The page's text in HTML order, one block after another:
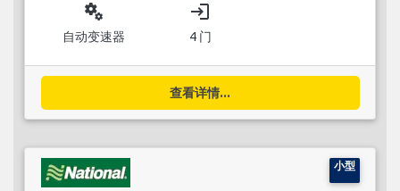
miscellaneous_services
自动变速器
login
4 门
查看详情...
小型